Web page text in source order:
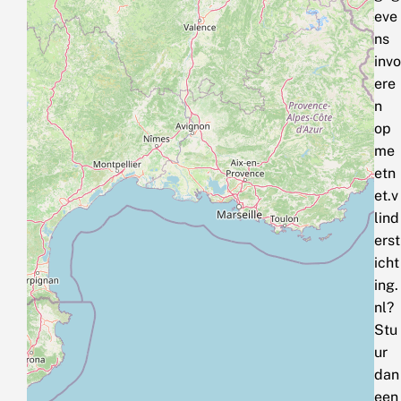
eve
ns
invo
ere
n
op
me
etn
et.v
lind
erst
icht
ing.
nl?
Stu
ur
dan
een